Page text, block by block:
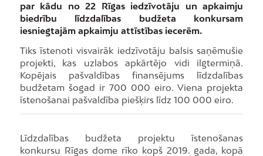
par kādu no 22 Rīgas iedzīvotāju un apkaimju
biedrību līdzdalības budžeta konkursam
iesniegtajām apkaimju attīstības iecerēm.
Tiks īstenoti visvairāk iedzīvotāju balsis saņēmušie
projekti, kas uzlabos apkārtējo vidi ilgtermiņā.
Kopējais pašvaldības finansējums līdzdalības
budžetam šogad ir 700 000 eiro. Viena projekta
īstenošanai pašvaldība piešķirs līdz 100 000 eiro.
Līdzdalības budžeta projektu īstenošanas
konkursu Rīgas dome rīko kopš 2019. gada, kopā